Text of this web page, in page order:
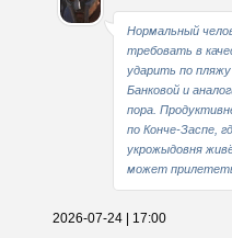
Нормальный
требовать в
ударить по
Банковой и
пора.
по Конче-Заспе,
укрожыдовня
может
2026-07-24 | 17:00